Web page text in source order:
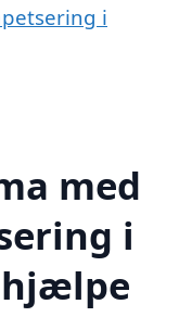
i
med
i